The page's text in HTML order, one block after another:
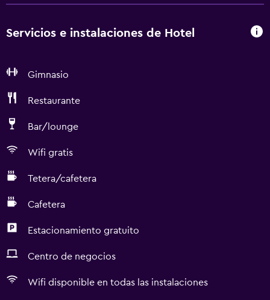
Servicios e instalaciones de Hotel
Gimnasio
Restaurante
Bar/lounge
Wifi gratis
Tetera/cafetera
Cafetera
Estacionamiento gratuito
Centro de negocios
Wifi disponible en todas las instalaciones